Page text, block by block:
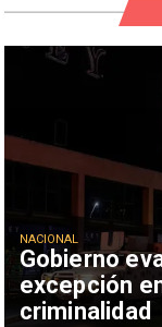
Gobierno
excepción
criminalidad
NACIONAL